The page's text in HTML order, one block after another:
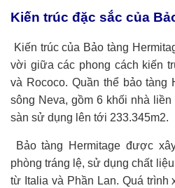
Kiến trúc đặc sắc của
Kiến trúc của Bảo tàng
vời giữa các phong cách kiến
và Rococo. Quần thể bảo tàng
sông Neva, gồm 6 khối nhà
sàn sử dụng lên tới 233.345m2.
Bảo tàng Hermitage được
phòng tráng lệ, sử dụng chất
từ Italia và Phần Lan. Quá trình